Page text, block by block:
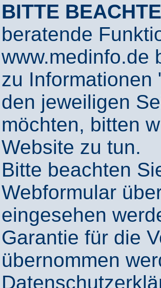
BITTE
beratende
www.medinfo.de
zu Informationen
den jeweiligen
möchten, bitten
Website zu tun.
Bitte beachten
Webformular
eingesehen
Garantie für die
übernommen